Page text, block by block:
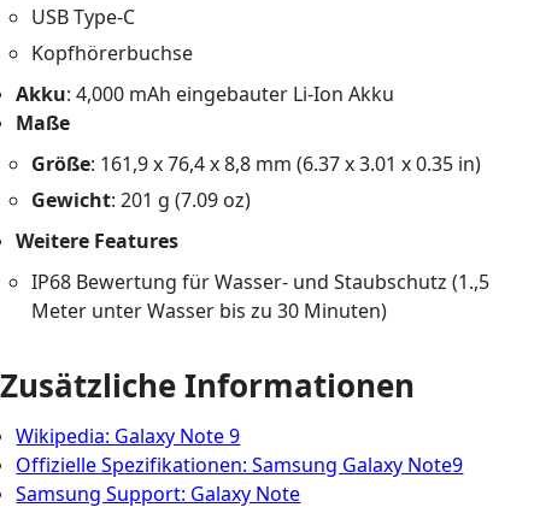
USB Type-C
Kopfhörerbuchse
Akku: 4,000 mAh eingebauter Li-Ion Akku
Maße
Größe: 161,9 x 76,4 x 8,8 mm (6.37 x 3.01 x 0.35 in)
Gewicht: 201 g (7.09 oz)
Weitere Features
IP68 Bewertung für Wasser- und Staubschutz (1.,5
Meter unter Wasser bis zu 30 Minuten)
Zusätzliche Informationen
Wikipedia: Galaxy Note 9
Offizielle Spezifikationen: Samsung Galaxy Note9
Samsung Support: Galaxy Note